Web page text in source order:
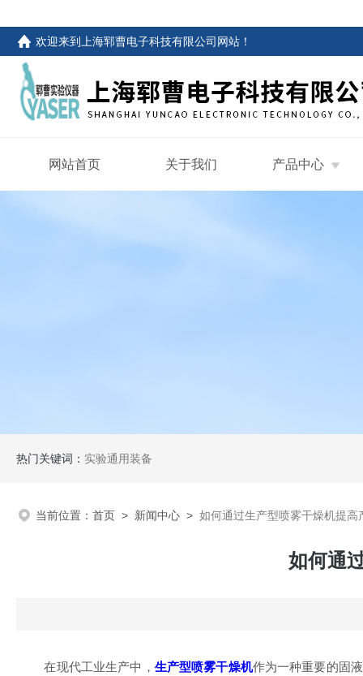
欢迎来到 上海郓曹电子科技有限公司网站 ！
网站首页 关于我们 产品中心
热门关键词： 实验通用装备
当前位置： 首页 > 新闻中心 > 如何通过生产型喷雾干燥机提高
如何通
在现代工业生产中， 生产型喷雾干燥机作为一种重要的固